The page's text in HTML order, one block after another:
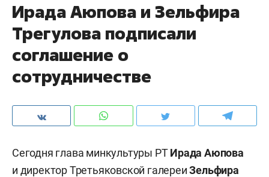
Ирада Аюпова и Зельфира
Трегулова подписали
соглашение о
сотрудничестве
Сегодня глава минкультуры РТИрада Аюпова
и директор Третьяковской галереиЗельфира